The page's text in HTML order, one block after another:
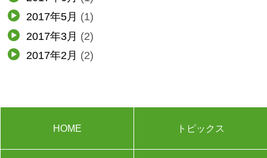
2017年5月 (1)
2017年3月 (2)
2017年2月 (2)
HOME トピックス